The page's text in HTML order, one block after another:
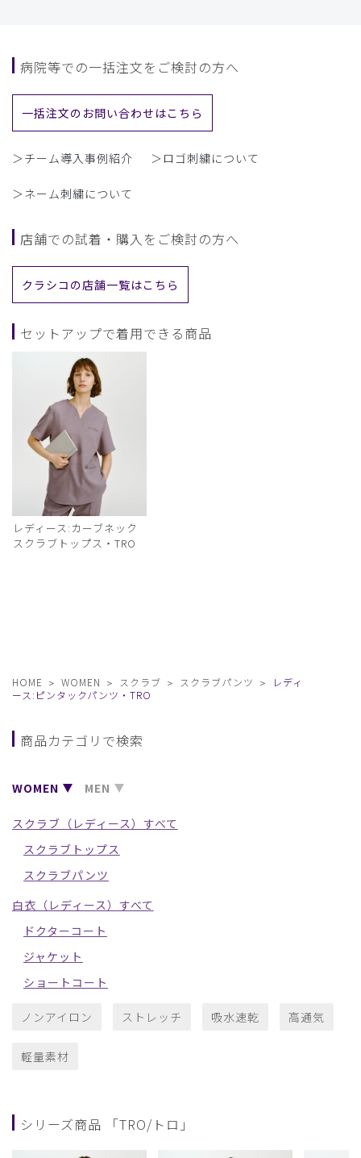
病院等での一括注文をご検討の方へ
一括注文のお問い合わせはこちら
＞チーム導入事例紹介 ＞ロゴ刺繍について
＞ネーム刺繍について
店舗での試着・購入をご検討の方へ
クラシコの店舗一覧はこちら
セットアップで着用できる商品
レディース:カーブネック
スクラブトップス・TRO
HOME WOMEN スクラブ スクラブパンツ
レディ
ース:ピンタックパンツ・TRO
商品カテゴリで検索
WOMEN MEN
スクラブ（レディース）すべて
スクラブトップス
スクラブパンツ
白衣（レディース）すべて
ドクターコート
ジャケット
ショートコート
ノンアイロン ストレッチ 吸水速乾 高通気
軽量素材
シリーズ商品 「TRO/トロ」